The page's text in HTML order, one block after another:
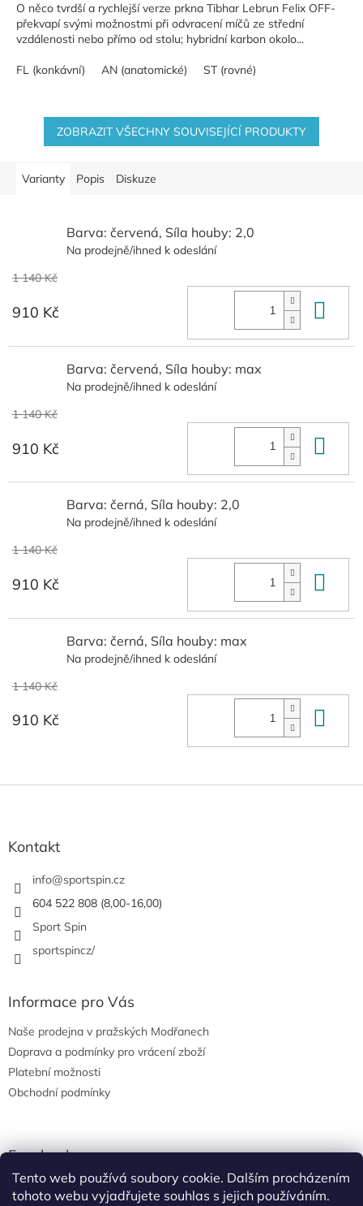
Tento web používá soubory cookie. Dalším procházením
tohoto webu vyjadřujete souhlas s jejich používáním.
O něco tvrdší a rychlejší verze prkna Tibhar Lebrun Felix OFF-
překvapí svými možnostmi při odvracení míčů ze střední
vzdálenosti nebo přímo od stolu; hybridní karbon okolo...
FL (konkávní) AN (anatomické) ST (rovné)
ZOBRAZIT VŠECHNY SOUVISEJÍCÍ PRODUKTY
Varianty Popis Diskuze
Barva: červená, Síla houby: 2,0
Na prodejně/ihned k odeslání
1 140 Kč
910 Kč
Barva: červená, Síla houby: max
Na prodejně/ihned k odeslání
1 140 Kč
910 Kč
Barva: černá, Síla houby: 2,0
Na prodejně/ihned k odeslání
1 140 Kč
910 Kč
Barva: černá, Síla houby: max
Na prodejně/ihned k odeslání
1 140 Kč
910 Kč
Z
Kontakt
info@sportspin.cz
604 522 808 (8,00-16,00)
Sport Spin
sportspincz/
Informace pro Vás
Naše prodejna v pražských Modřanech
Doprava a podmínky pro vrácení zboží
Platební možnosti
Obchodní podmínky
Facebook